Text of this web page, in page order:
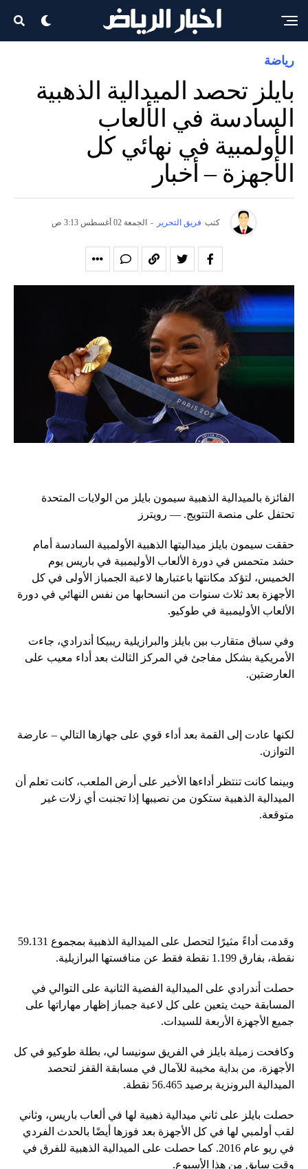
رياضة
بايلز تحصد الميدالية الذهبية
السادسة في الألعاب
الأولمبية في نهائي كل
الأجهزة – أخبار
كتب فريق التحرير - الجمعة 02 أغسطس 3:13 ص
الفائزة بالميدالية الذهبية سيمون بايلز من الولايات المتحدة
تحتفل على منصة التتويج. — رويترز
حققت سيمون بايلز ميداليتها الذهبية الأولمبية السادسة أمام
حشد متحمس في دورة الألعاب الأوليمبية في باريس يوم
الخميس، لتؤكد مكانتها باعتبارها لاعبة الجمباز الأولى في كل
الأجهزة بعد ثلاث سنوات من انسحابها من نفس النهائي في دورة
الألعاب الأوليمبية في طوكيو.
وفي سباق متقارب بين بايلز والبرازيلية ريبيكا أندرادي، جاءت
الأمريكية بشكل مفاجئ في المركز الثالث بعد أداء معيب على
العارضتين.
لكنها عادت إلى القمة بعد أداء قوي على جهازها التالي – عارضة
التوازن.
وبينما كانت تنتظر أداءها الأخير على أرض الملعب، كانت تعلم أن
الميدالية الذهبية ستكون من نصيبها إذا تجنبت أي زلات غير
متوقعة.
وقدمت أداءً مثيرًا لتحصل على الميدالية الذهبية بمجموع 59.131
نقطة، بفارق 1.199 نقطة فقط عن منافستها البرازيلية.
حصلت أندرادي على الميدالية الفضية الثانية على التوالي في
المسابقة حيث يتعين على كل لاعبة جمباز إظهار مهاراتها على
جميع الأجهزة الأربعة للسيدات.
وكافحت زميلة بايلز في الفريق سونيسا لي، بطلة طوكيو في كل
الأجهزة، من بداية مخيبة للآمال في مسابقة القفز لتحصد
الميدالية البرونزية برصيد 56.465 نقطة.
حصلت بايلز على ثاني ميدالية ذهبية لها في ألعاب باريس، وثاني
لقب أولمبي لها في كل الأجهزة بعد فوزها أيضًا بالحدث الفردي
في ريو عام 2016. كما حصلت على الميدالية الذهبية للفرق في
وقت سابق من هذا الأسبوع.